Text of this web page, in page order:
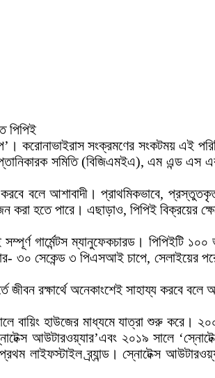
পিপিই
করোনাভাইরাস সংক্রমণের সংকটময় এই
সমিতি (বিজিএমইএ), এম এন্ড এস
বলে আশাবাদী। প্রাথমিকভাবে,
করা হতে পারে। এছাড়াও, পিপিই বিক্রয়ের
গার্মেন্টস ম্যানুফেকচারড। পিপিইটি
৩০ সেকেন্ড ৩ পিএসআই চাপে,
রক্ষার্থে অনেকাংশেই সাহায্য করবে বলে
হাউজের মাধ্যমে যাত্রা শুরু করে।
আউটারওয়্যার’এবং ২০১৯ সালে
লাইফস্টাইল ব্র্যান্ড। স্নোটেক্স